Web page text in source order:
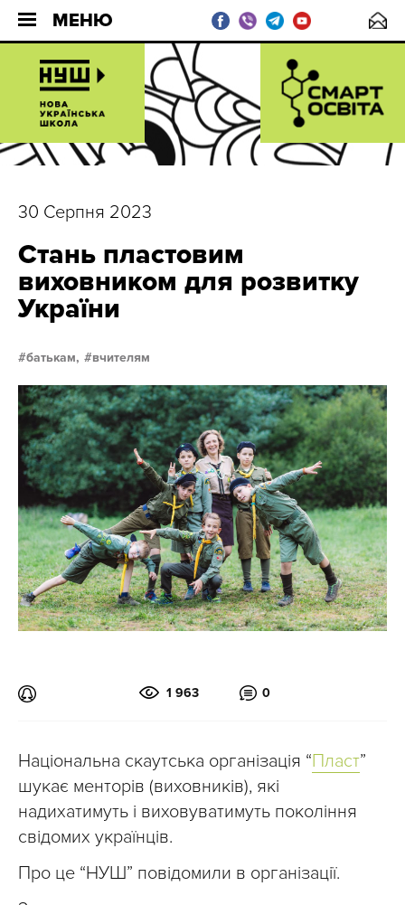
МЕНЮ
30 Серпня 2023
Стань пластовим
виховником для розвитку
України
батькам, вчителям
1 963 0
Національна скаутська організація “Пласт”
шукає менторів (виховників), які
надихатимуть і виховуватимуть покоління
свідомих українців.
Про це “НУШ” повідомили в організації.